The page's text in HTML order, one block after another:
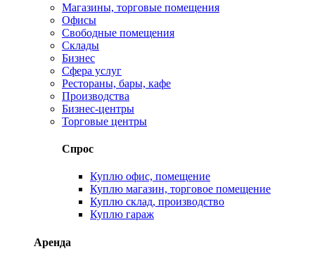
Магазины, торговые помещения
Офисы
Свободные помещения
Склады
Бизнес
Сфера услуг
Рестораны, бары, кафе
Производства
Бизнес-центры
Торговые центры
Спрос
Куплю офис, помещение
Куплю магазин, торговое помещение
Куплю склад, производство
Куплю гараж
Аренда